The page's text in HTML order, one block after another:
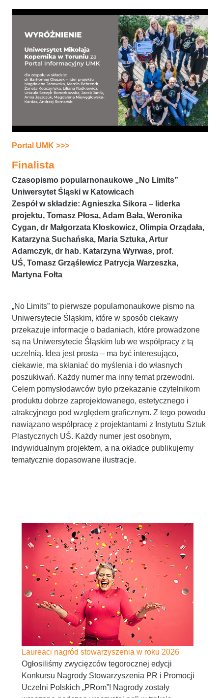
Portal UMK >>>
Finalista
Czasopismo popularnonaukowe „No Limits”
Uniwersytet Śląski w Katowicach
Zespół w składzie: Agnieszka Sikora – liderka
projektu, Tomasz Płosa, Adam Bała, Weronika
Cygan, dr Małgorzata Kłoskowicz, Olimpia Orządała,
Katarzyna Suchańska, Maria Sztuka, Artur
Adamczyk, dr hab. Katarzyna Wyrwas, prof.
UŚ, Tomasz Grząślewicz Patrycja Warzeszka,
Martyna Fołta
„No Limits” to pierwsze popularnonaukowe pismo na
Uniwersytecie Śląskim, które w sposób ciekawy
przekazuje informacje o badaniach, które prowadzone
są na Uniwersytecie Śląskim lub we współpracy z tą
uczelnią. Idea jest prosta – ma być interesująco,
ciekawie, ma skłaniać do myślenia i do własnych
poszukiwań. Każdy numer ma inny temat przewodni.
Celem pomysłodawców było przekazanie czytelnikom
produktu dobrze zaprojektowanego, estetycznego i
atrakcyjnego pod względem graficznym. Z tego powodu
nawiązano współpracę z projektantami z Instytutu Sztuk
Plastycznych UŚ. Każdy numer jest osobnym,
indywidualnym projektem, a na okładce publikujemy
tematycznie dopasowane ilustracje.
Laureaci nagród stowarzyszenia w roku 2026
Ogłosiliśmy zwycięzców tegorocznej edycji
Konkursu Nagrody Stowarzyszenia PR i Promocji
Uczelni Polskich „PRom”! Nagrody zostały